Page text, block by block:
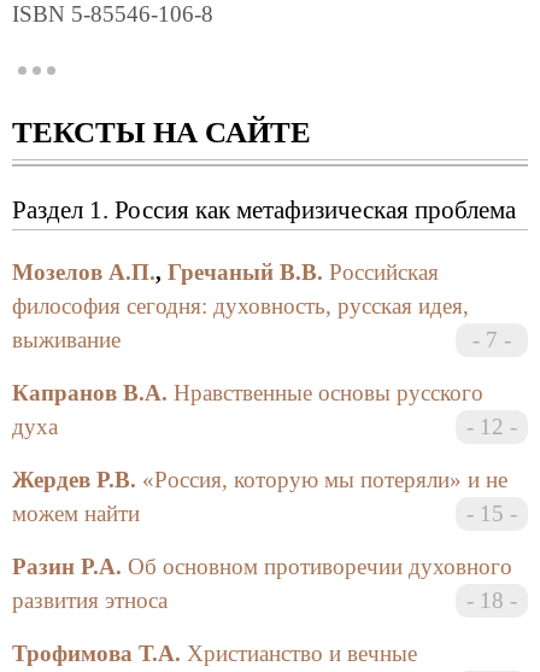
ISBN 5-85546-106-8
Введение
Сборник материалов конференции «Россия:
прошлое, настоящее, будущее» представляет собой
плод коллективных усилий российских ученых по
осмыслению судьбы русской культуры в сложный,
истории.
Середину девяностых годов ХХ столетия часто
затяжной, трагический кризис в экономике, в
сферах науки, культуры, образования.
существования нашего соотечественника,
склонного, скорее, к действию, чем к теоретическим
названием может вызвать двоякую критику. С
одной стороны, сходные проблемы уже
ТЕКСТЫ НА САЙТЕ
Раздел 1. Россия как метафизическая проблема
Мозелов А.П., Гречаный В.В. Российская
философия сегодня: духовность, русская идея,
выживание
7
Капранов В.А. Нравственные основы русского
духа
12
Жердев Р.В. «Россия, которую мы потеряли» и не
можем найти
15
Разин Р.А. Об основном противоречии духовного
развития этноса
18
Трофимова Т.А. Христианство и вечные